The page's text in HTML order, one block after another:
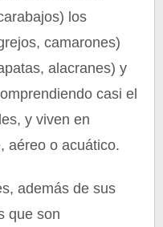
los
camarones)
alacranes) y
casi el
y viven en
aéreo o acuático.
además de sus
que son